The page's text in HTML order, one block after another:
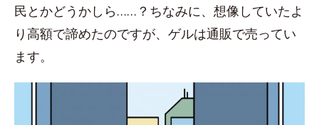
民とかどうかしら……？ちなみに、想像していたよ
り高額で諦めたのですが、ゲルは通販で売ってい
ます。